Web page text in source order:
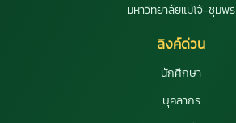
มหาวิทยาลัยแม่โจ้-ชุมพร
ลิงค์ด่วน
นักศึกษา
บุคลากร